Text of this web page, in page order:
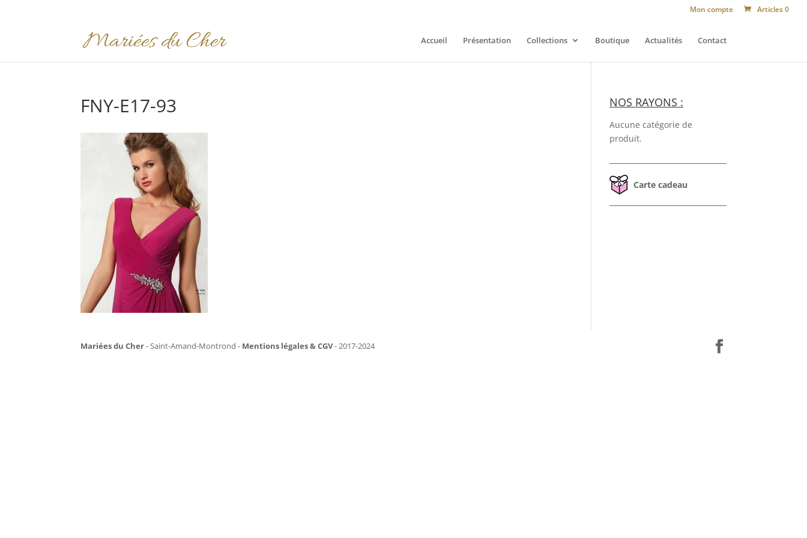
Mon compte Articles 0
Accueil Présentation Collections Boutique Actualités Contact
FNY-E17-93 NOS RAYONS :
Aucune catégorie de
produit.
Carte cadeau
Mariées du Cher- Saint-Amand-Montrond - Mentions légales & CGV- 2017-2024